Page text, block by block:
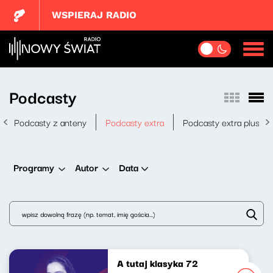
WSPIERAJ RADIO
Podcasty
Podcasty z anteny Podcasty extra Podcasty extra plus
Programy Autor Data
A tutaj klasyka 72